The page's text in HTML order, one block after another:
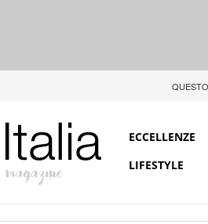
ECCELLENZE
LIFESTYLE